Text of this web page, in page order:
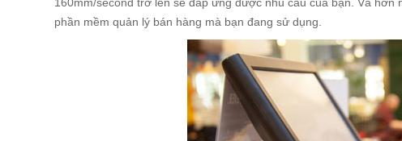
phần mềm quản lý bán hàng mà bạn đang sử dụng.